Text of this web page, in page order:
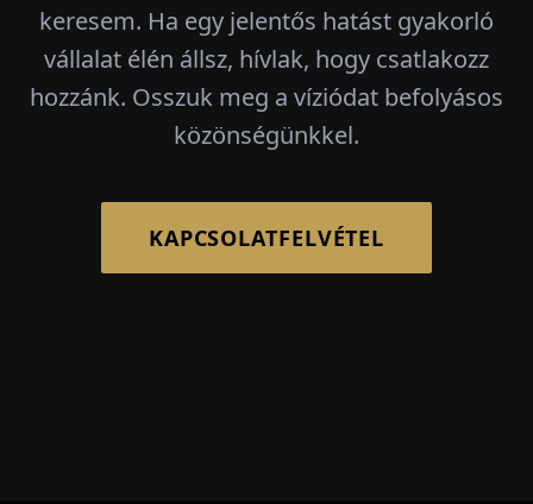
keresem. Ha egy jelentős hatást gyakorló
vállalat élén állsz, hívlak, hogy csatlakozz
hozzánk. Osszuk meg a víziódat befolyásos
közönségünkkel.
KAPCSOLATFELVÉTEL